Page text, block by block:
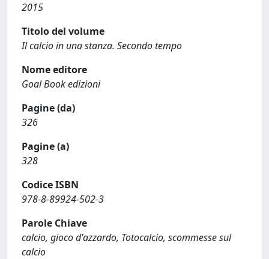
2015
Titolo del volume
Il calcio in una stanza. Secondo tempo
Nome editore
Goal Book edizioni
Pagine (da)
326
Pagine (a)
328
Codice ISBN
978-8-89924-502-3
Parole Chiave
calcio, gioco d'azzardo, Totocalcio, scommesse sul
calcio